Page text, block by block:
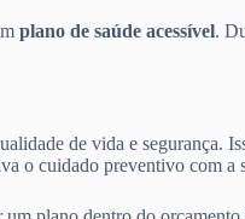
plano de saúde acessível.
de vida e
o cuidado preventivo com a